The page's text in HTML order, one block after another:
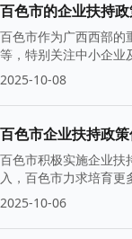
百色市的企业扶持
百色市作为广西西部的
等，特别关注中小企业
2025-10-08
百色市企业扶持政
百色市积极实施企业扶
入，百色市力求培育
2025-10-06